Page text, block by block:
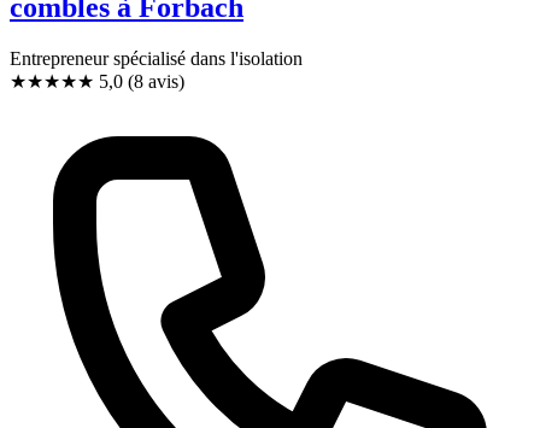
combles à Forbach
Entrepreneur spécialisé dans l'isolation
★★★★★ 5,0 (8 avis)